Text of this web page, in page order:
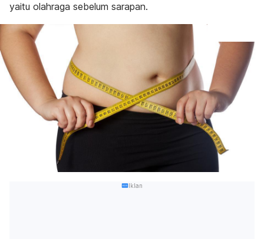
yaitu olahraga sebelum sarapan.
Iklan